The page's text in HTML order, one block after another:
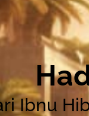
Ibnu